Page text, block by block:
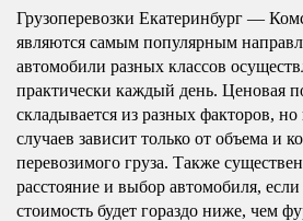
Грузоперевозки Екатеринбург —
являются самым популярным
автомобили разных классов
практически каждый день. Ценовая
складывается из разных факторов,
случаев зависит только от объема и
перевозимого груза. Также
расстояние и выбор автомобиля, если
стоимость будет гораздо ниже, чем